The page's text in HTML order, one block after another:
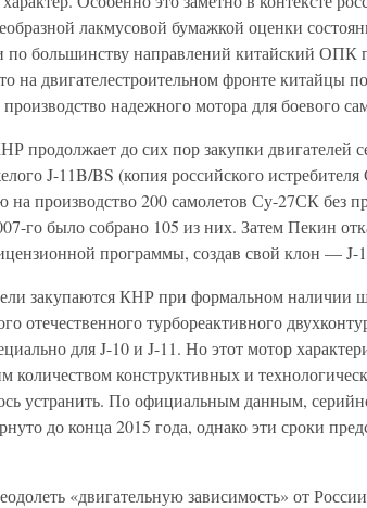
лакмусовой бумажкой оценки
по большинству направлений китайский ОПК
на двигателестроительном фронте китайцы
надежного мотора для боевого
продолжает до сих пор закупки двигателей
J-11B/BS (копия российского
производство 200 самолетов Су-27СК без
го было собрано 105 из них. Затем Пекин
программы, создав свой клон — J-
закупаются КНР при формальном наличии
отечественного турбореактивного
для J-10 и J-11. Но этот мотор
количеством конструктивных и
устранить. По официальным данным,
до конца 2015 года, однако эти сроки
«двигательную зависимость» от